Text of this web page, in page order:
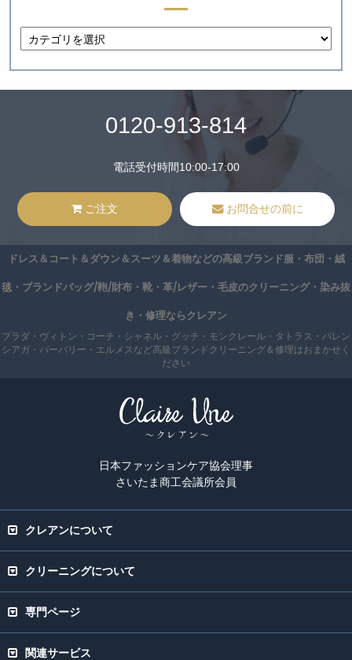
0120-913-814
電話受付時間10:00-17:00
ご注文 お問合せの前に
ドレス＆コート＆ダウン＆スーツ＆着物などの高級ブランド服・布団・絨
毯・ブランドバッグ/鞄/財布・靴・革/レザー・毛皮のクリーニング・染み抜
き・修理ならクレアン
プラダ・ヴィトン・コーチ・シャネル・グッチ・モンクレール・タトラス・バレン
シアガ・バーバリー・エルメスなど高級ブランドクリーニング＆修理はおまかせく
ださい
日本ファッションケア協会理事
さいたま商工会議所会員
クレアンについて
クリーニングについて
専門ページ
関連サービス